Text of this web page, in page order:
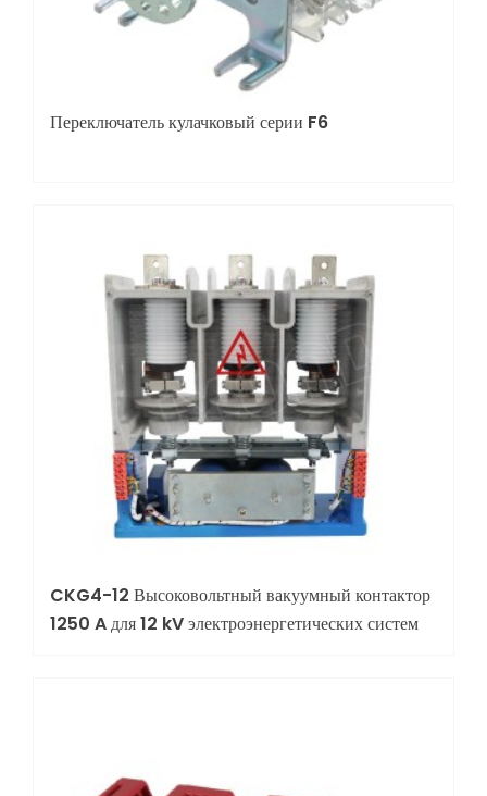
Переключатель кулачковый серии F6
CKG4-12 Высоковольтный вакуумный контактор
1250 A для 12 kV электроэнергетических систем